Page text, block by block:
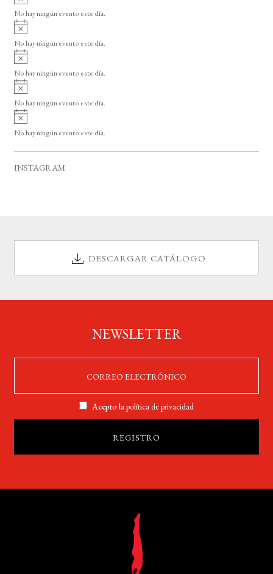
o
v
i
o
No hay ningún evento este día.
A
v
i
o
No hay ningún evento este día.
A
v
i
o
No hay ningún evento este día.
A
v
i
o
No hay ningún evento este día.
A
v
i
No hay ningún evento este día.
INSTAGRAM
DESCARGAR CATÁLOGO
NEWSLETTER
Acepto lapolítica de privacidad